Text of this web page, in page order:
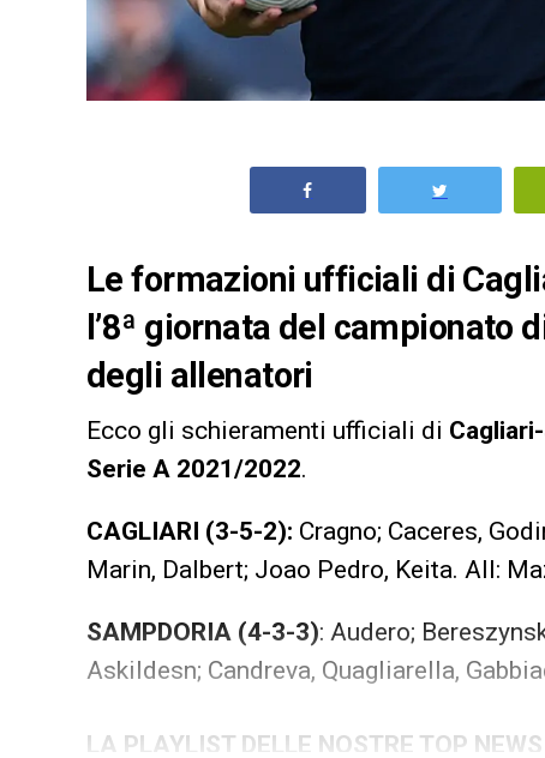
Le formazioni ufficiali di
l’8ª giornata del campionato
degli allenatori
Ecco gli schieramenti ufficiali di
Serie A 2021/2022.
CAGLIARI (3-5-2): Cragno; Caceres,
Marin, Dalbert; Joao Pedro, Keita. All:
SAMPDORIA (4-3-3): Audero;
Askildesn; Candreva, Quagliarella,
LA PLAYLIST DELLE NOSTRE TOP NEWS